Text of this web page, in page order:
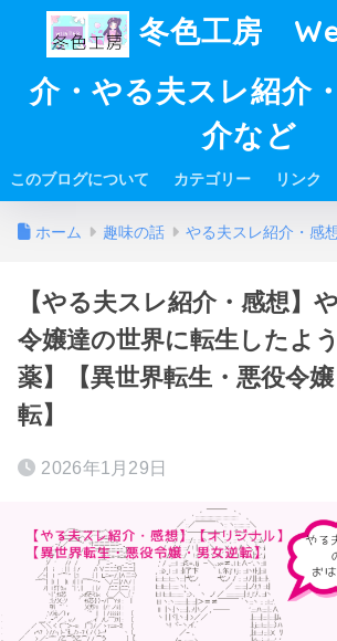
冬色工房
介・やる夫スレ紹介
介など
このブログについて カテゴリー リンク
ホーム 趣味の話 やる夫スレ紹介・感
【やる夫スレ紹介・感想】
令嬢達の世界に転生したよ
薬】【異世界転生・悪役令
転】
2026年1月29日